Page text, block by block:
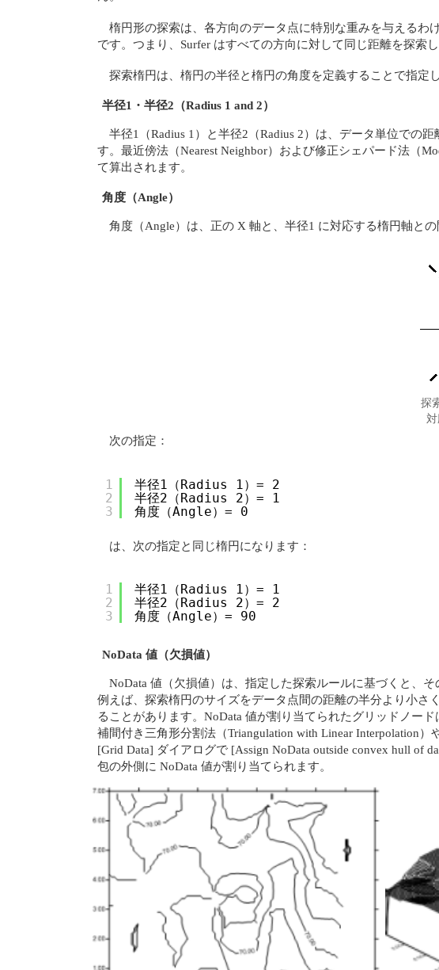
楕円形の探索は、各方向のデータ点に特別な重みを与える
です。つまり、Surfer はすべての方向に対して同じ距離を探索し
探索楕円は、楕円の半径と楕円の角度を定義することで指定し
半径1・半径2（Radius 1 and 2）
半径1（Radius 1）と半径2（Radius 2）は、データ単位での
す。最近傍法（Nearest Neighbor）および修正シェパード法（
て算出されます。
角度（Angle）
角度（Angle）は、正の X 軸と、半径1 に対応する楕円軸と
探
対
次の指定：
1
2
3
半径1（Radius 1）= 2
半径2（Radius 2）= 1
角度（Angle）= 0
は、次の指定と同じ楕円になります：
1
2
3
半径1（Radius 1）= 1
半径2（Radius 2）= 2
角度（Angle）= 90
NoData 値（欠損値）
NoData 値（欠損値）は、指定した探索ルールに基づくと、
例えば、探索楕円のサイズをデータ点間の距離の半分より小さ
ることがあります。NoData 値が割り当てられたグリッドノー
補間付き三角形分割法（Triangulation with Linear Interpolation
[Grid Data] ダイアログで [Assign NoData outside convex hull of
包の外側に NoData 値が割り当てられます。